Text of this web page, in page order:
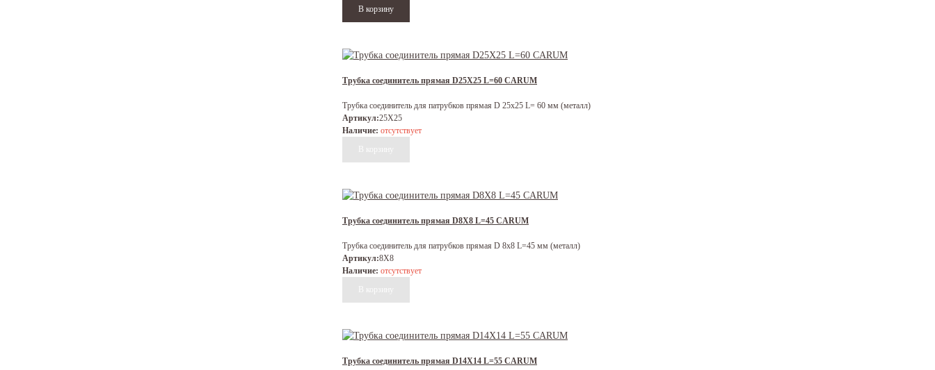
Трубка соединитель прямая D25X25 L=60 CARUM
Трубка соединитель для патрубков прямая D 25х25 L= 60 мм (металл)
Артикул:25X25
Наличие: отсутствует
Трубка соединитель прямая D8X8 L=45 CARUM
Трубка соединитель для патрубков прямая D 8х8 L=45 мм (металл)
Артикул:8X8
Наличие: отсутствует
Трубка соединитель прямая D14X14 L=55 CARUM